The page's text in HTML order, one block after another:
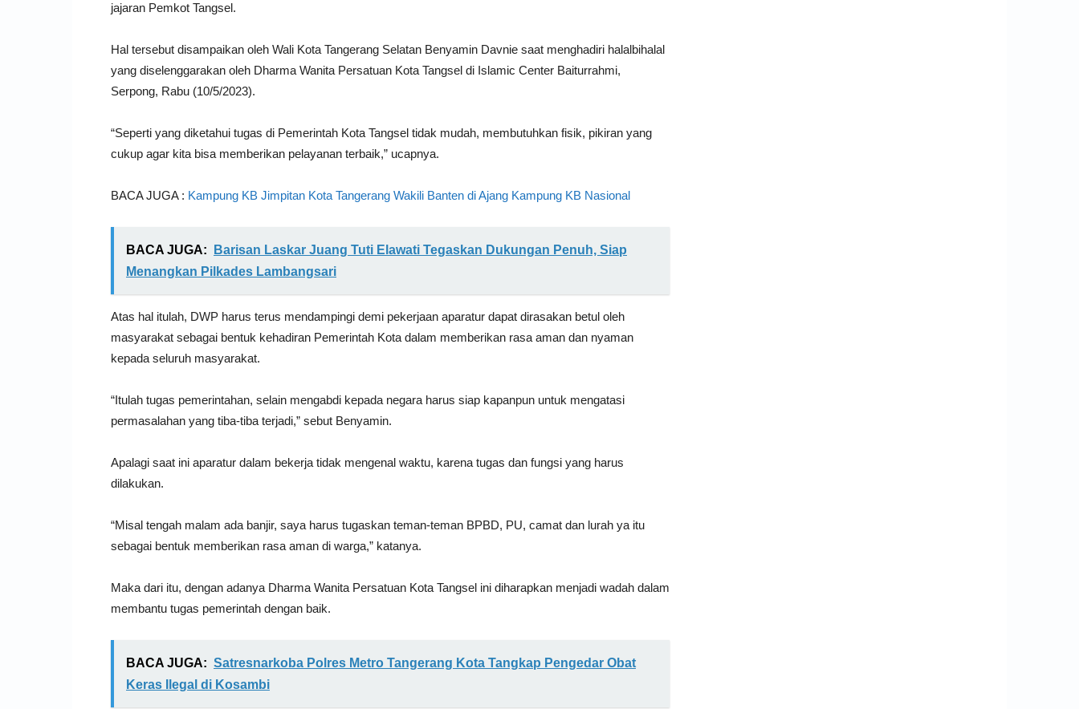
jajaran Pemkot Tangsel.
Hal tersebut disampaikan oleh Wali Kota Tangerang Selatan Benyamin Davnie saat menghadiri halalbihalal
yang diselenggarakan oleh Dharma Wanita Persatuan Kota Tangsel di Islamic Center Baiturrahmi,
Serpong, Rabu (10/5/2023).
“Seperti yang diketahui tugas di Pemerintah Kota Tangsel tidak mudah, membutuhkan fisik, pikiran yang
cukup agar kita bisa memberikan pelayanan terbaik,” ucapnya.
BACA JUGA : Kampung KB Jimpitan Kota Tangerang Wakili Banten di Ajang Kampung KB Nasional
BACA JUGA:
Barisan Laskar Juang Tuti Elawati Tegaskan Dukungan Penuh, Siap
Menangkan Pilkades Lambangsari
Atas hal itulah, DWP harus terus mendampingi demi pekerjaan aparatur dapat dirasakan betul oleh
masyarakat sebagai bentuk kehadiran Pemerintah Kota dalam memberikan rasa aman dan nyaman
kepada seluruh masyarakat.
“Itulah tugas pemerintahan, selain mengabdi kepada negara harus siap kapanpun untuk mengatasi
permasalahan yang tiba-tiba terjadi,” sebut Benyamin.
Apalagi saat ini aparatur dalam bekerja tidak mengenal waktu, karena tugas dan fungsi yang harus
dilakukan.
“Misal tengah malam ada banjir, saya harus tugaskan teman-teman BPBD, PU, camat dan lurah ya itu
sebagai bentuk memberikan rasa aman di warga,” katanya.
Maka dari itu, dengan adanya Dharma Wanita Persatuan Kota Tangsel ini diharapkan menjadi wadah dalam
membantu tugas pemerintah dengan baik.
BACA JUGA: Satresnarkoba Polres Metro Tangerang Kota Tangkap Pengedar Obat
Keras Ilegal di Kosambi